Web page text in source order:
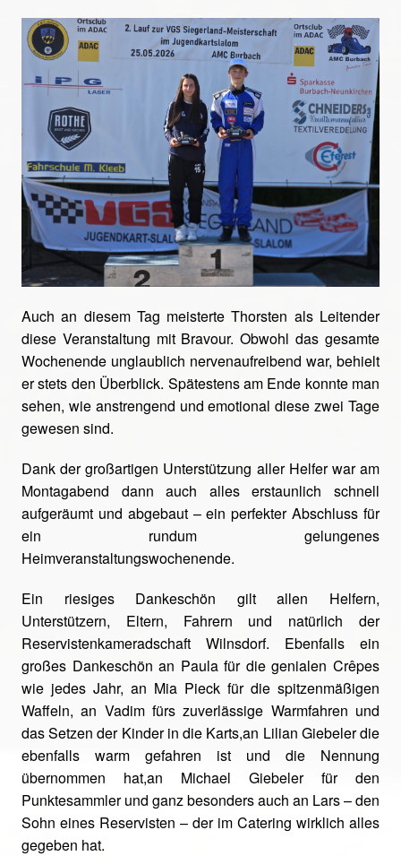
Auch an diesem Tag meisterte Thorsten als Leitender
diese Veranstaltung mit Bravour. Obwohl das gesamte
Wochenende unglaublich nervenaufreibend war, behielt
er stets den Überblick. Spätestens am Ende konnte man
sehen, wie anstrengend und emotional diese zwei Tage
gewesen sind.
Dank der großartigen Unterstützung aller Helfer war am
Montagabend dann auch alles erstaunlich schnell
aufgeräumt und abgebaut – ein perfekter Abschluss für
ein rundum gelungenes
Heimveranstaltungswochenende.
Ein riesiges Dankeschön gilt allen Helfern,
Unterstützern, Eltern, Fahrern und natürlich der
Reservistenkameradschaft Wilnsdorf. Ebenfalls ein
großes Dankeschön an Paula für die genialen Crêpes
wie jedes Jahr, an Mia Pieck für die spitzenmäßigen
Waffeln, an Vadim fürs zuverlässige Warmfahren und
das Setzen der Kinder in die Karts,an Lilian Giebeler die
ebenfalls warm gefahren ist und die Nennung
übernommen hat,an Michael Giebeler für den
Punktesammler und ganz besonders auch an Lars – den
Sohn eines Reservisten – der im Catering wirklich alles
gegeben hat.